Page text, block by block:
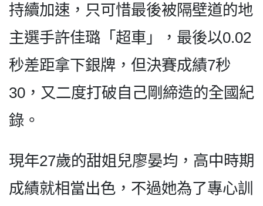
持續加速，只可惜最後被隔壁道的地
主選手許佳璐「超車」，最後以0.02
秒差距拿下銀牌，但決賽成績7秒
30，又二度打破自己剛締造的全國紀
錄。
現年27歲的甜姐兒廖晏均，高中時期
成績就相當出色，不過她為了專心訓